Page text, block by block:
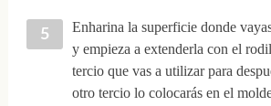
Enharina la superficie donde
y empieza a extenderla con el
tercio que vas a utilizar para
otro tercio lo colocarás en el